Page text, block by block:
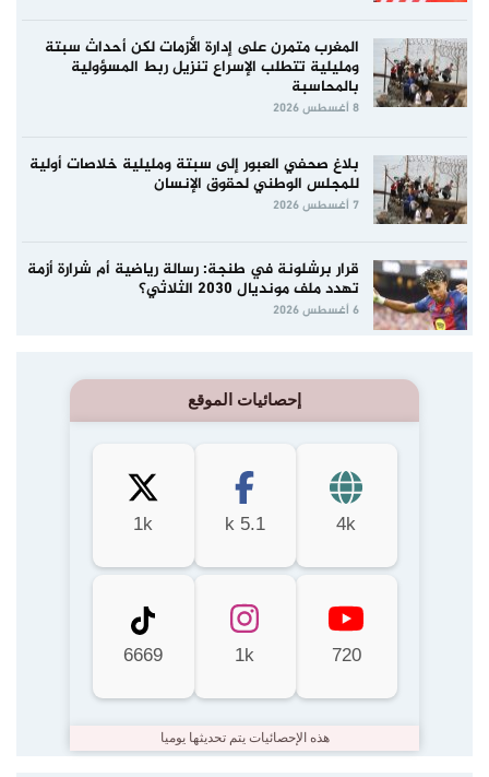
المغرب متمرن على إدارة الأزمات لكن أحداث سبتة
ومليلية تتطلب الإسراع تنزيل ربط المسؤولية
بالمحاسبة
8 أغسطس 2026
بلاغ صحفي العبور إلى سبتة ومليلية خلاصات أولية
للمجلس الوطني لحقوق الإنسان
7 أغسطس 2026
قرار برشلونة في طنجة: رسالة رياضية أم شرارة أزمة
تهدد ملف مونديال 2030 الثلاثي؟
6 أغسطس 2026
إحصائيات الموقع
4k
5.1 k
1k
720
1k
6669
هذه الإحصائيات يتم تحديثها يوميا